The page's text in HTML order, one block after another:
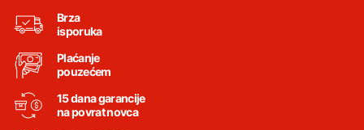
Brza
isporuka
Plaćanje
pouzećem
15 dana garancije
na povrat novca